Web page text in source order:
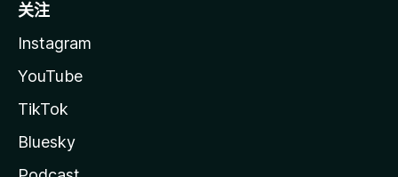
关注
Instagram
YouTube
TikTok
Bluesky